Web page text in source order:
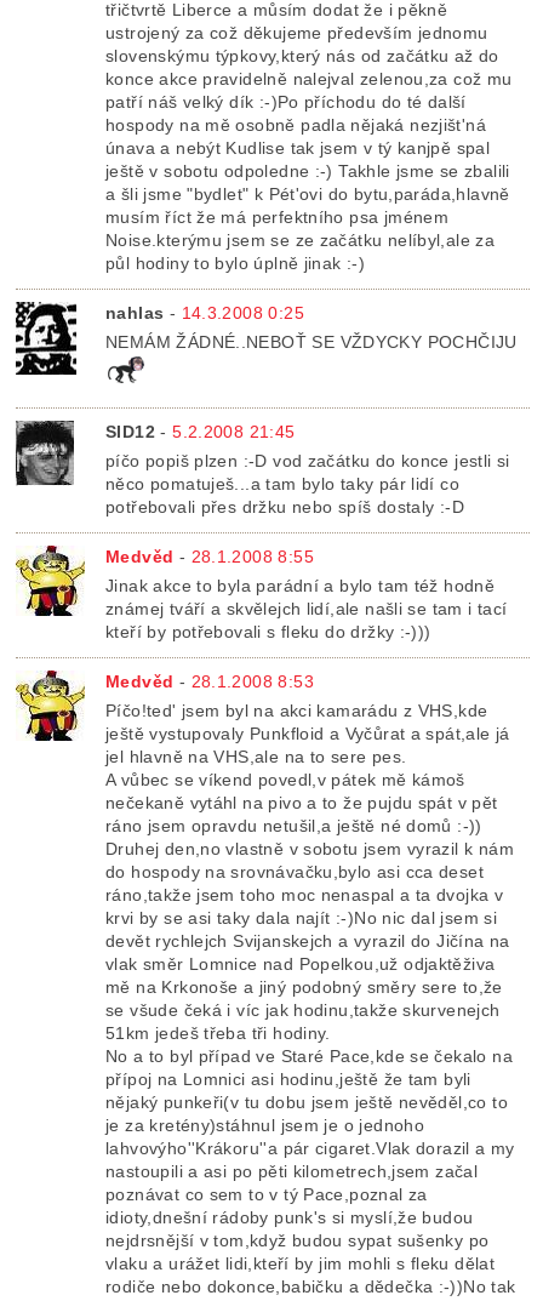
třičtvrtě Liberce a můsím dodat že i pěkně
ustrojený za což děkujeme především jednomu
slovenskýmu týpkovy,který nás od začátku až do
konce akce pravidelně nalejval zelenou,za což mu
patří náš velký dík :-)Po příchodu do té další
hospody na mě osobně padla nějaká nezjišt'ná
únava a nebýt Kudlise tak jsem v tý kanjpě spal
ještě v sobotu odpoledne :-) Takhle jsme se zbalili
a šli jsme "bydlet" k Pét'ovi do bytu,paráda,hlavně
musím říct že má perfektního psa jménem
Noise.kterýmu jsem se ze začátku nelíbyl,ale za
půl hodiny to bylo úplně jinak :-)
nahlas - 14.3.2008 0:25
NEMÁM ŽÁDNÉ..NEBOŤ SE VŽDYCKY POCHČIJU
SID12 -5.2.2008 21:45
píčo popiš plzen :-D vod začátku do konce jestli si
něco pomatuješ...a tam bylo taky pár lidí co
potřebovali přes držku nebo spíš dostaly :-D
Medvěd - 28.1.2008 8:55
Jinak akce to byla parádní a bylo tam též hodně
známej tváří a skvělejch lidí,ale našli se tam i tací
kteří by potřebovali s fleku do držky :-)))
Medvěd - 28.1.2008 8:53
Píčo!ted' jsem byl na akci kamarádu z VHS,kde
ještě vystupovaly Punkfloid a Vyčůrat a spát,ale já
jel hlavně na VHS,ale na to sere pes.
A vůbec se víkend povedl,v pátek mě kámoš
nečekaně vytáhl na pivo a to že pujdu spát v pět
ráno jsem opravdu netušil,a ještě né domů :-))
Druhej den,no vlastně v sobotu jsem vyrazil k nám
do hospody na srovnávačku,bylo asi cca deset
ráno,takže jsem toho moc nenaspal a ta dvojka v
krvi by se asi taky dala najít :-)No nic dal jsem si
devět rychlejch Svijanskejch a vyrazil do Jičína na
vlak směr Lomnice nad Popelkou,už odjaktěživa
mě na Krkonoše a jiný podobný směry sere to,že
se všude čeká i víc jak hodinu,takže skurvenejch
51km jedeš třeba tři hodiny.
No a to byl případ ve Staré Pace,kde se čekalo na
přípoj na Lomnici asi hodinu,ještě že tam byli
nějaký punkeři(v tu dobu jsem ještě nevěděl,co to
je za kretény)stáhnul jsem je o jednoho
lahvovýho''Krákoru''a pár cigaret.Vlak dorazil a my
nastoupili a asi po pěti kilometrech,jsem začal
poznávat co sem to v tý Pace,poznal za
idioty,dnešní rádoby punk's si myslí,že budou
nejdrsnější v tom,když budou sypat sušenky po
vlaku a urážet lidi,kteří by jim mohli s fleku dělat
rodiče nebo dokonce,babičku a dědečka :-))No tak